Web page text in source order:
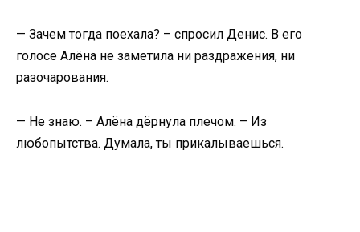
— Зачем тогда поехала? – спросил Денис. В его
голосе Алёна не заметила ни раздражения, ни
разочарования.
— Не знаю. – Алёна дёрнула плечом. – Из
любопытства. Думала, ты прикалываешься.